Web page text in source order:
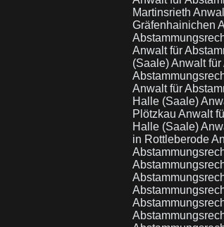
Martinsrieth
Gräfenhainichen
Anwalt für
(Saale)Anwalt für
Anwalt für
Halle (Saale)
Plötzkau Anwalt
Halle (Saale)
in Rottleberode